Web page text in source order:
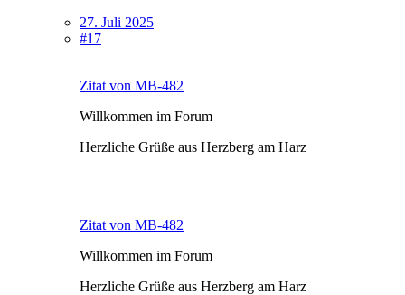
27. Juli 2025
#17
Zitat von MB-482
Willkommen im Forum
Herzliche Grüße aus Herzberg am Harz
Zitat von MB-482
Willkommen im Forum
Herzliche Grüße aus Herzberg am Harz